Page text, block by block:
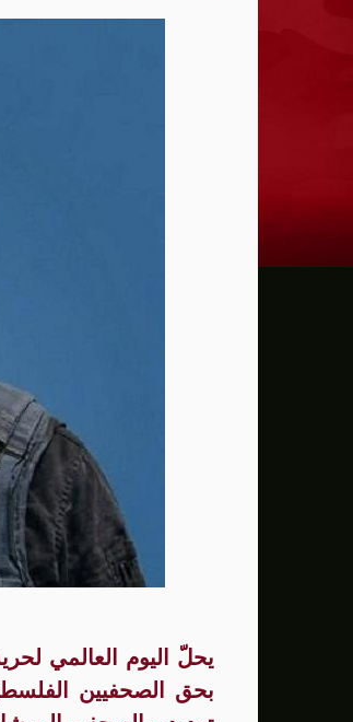
حماية الصحافيين تكرّم
فانس يؤكد وجود
إيران تهدد بمهاجمة دول
ن.تايمز: مشرعون
الدفاع الروسية: ضربنا
التماس للسماح لطبيب
الرئيس الإيراني:
جيش الاحتلال يعلن مقتل جنديين
"وول ستريت" ترتفع
سنتكوم: إعادة توجيه 48 سفينة تجارية ضمن حصار إيران
زامير: أضعفنا حماس بشكل
بشارة مرجية - مصور
يحلّ اليوم العالمي
بحق الصحفيين